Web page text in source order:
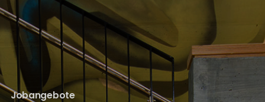
Jobangebote